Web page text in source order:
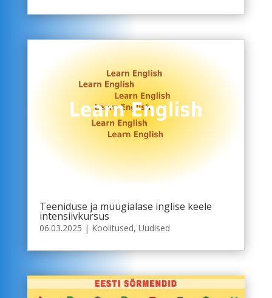
Teeniduse ja müügialase inglise keele
intensiivkursus
06.03.2025 | Koolitused, Uudised